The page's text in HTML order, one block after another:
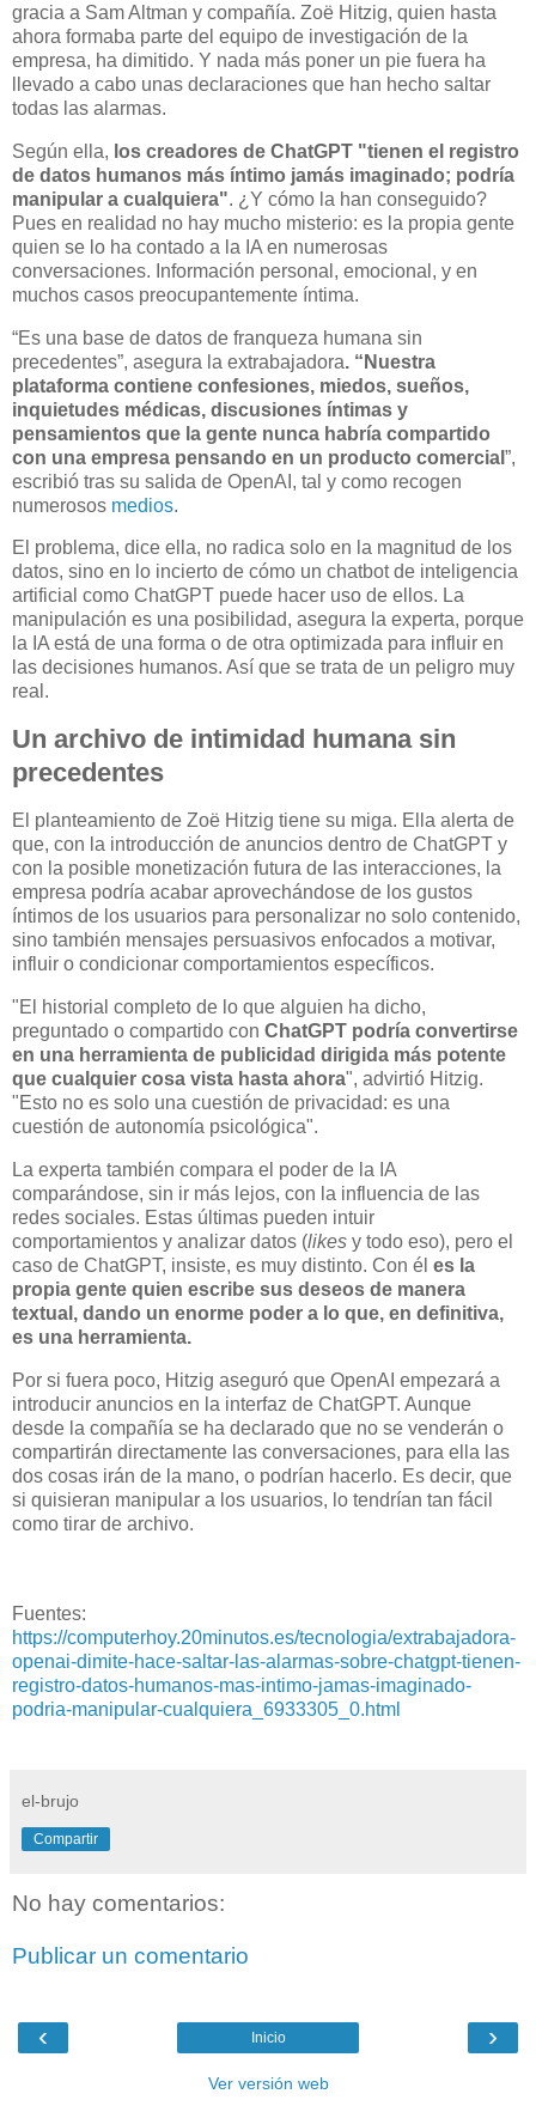
gracia a Sam Altman y compañía. Zoë Hitzig, quien hasta
ahora formaba parte del equipo de investigación de la
empresa, ha dimitido. Y nada más poner un pie fuera ha
llevado a cabo unas declaraciones que han hecho saltar
todas las alarmas.
Según ella, los creadores de ChatGPT "tienen el registro
de datos humanos más íntimo jamás imaginado; podría
manipular a cualquiera". ¿Y cómo la han conseguido?
Pues en realidad no hay mucho misterio: es la propia gente
quien se lo ha contado a la IA en numerosas
conversaciones. Información personal, emocional, y en
muchos casos preocupantemente íntima.
“Es una base de datos de franqueza humana sin
precedentes”, asegura la extrabajadora. “Nuestra
plataforma contiene confesiones, miedos, sueños,
inquietudes médicas, discusiones íntimas y
pensamientos que la gente nunca habría compartido
con una empresa pensando en un producto comercial ”,
escribió tras su salida de OpenAI, tal y como recogen
numerosos medios.
El problema, dice ella, no radica solo en la magnitud de los
datos, sino en lo incierto de cómo un chatbot de inteligencia
artificial como ChatGPT puede hacer uso de ellos. La
manipulación es una posibilidad, asegura la experta, porque
la IA está de una forma o de otra optimizada para influir en
las decisiones humanos. Así que se trata de un peligro muy
real.
Un archivo de intimidad humana sin
precedentes
El planteamiento de Zoë Hitzig tiene su miga. Ella alerta de
que, con la introducción de anuncios dentro de ChatGPT y
con la posible monetización futura de las interacciones, la
empresa podría acabar aprovechándose de los gustos
íntimos de los usuarios para personalizar no solo contenido,
sino también mensajes persuasivos enfocados a motivar,
influir o condicionar comportamientos específicos.
"El historial completo de lo que alguien ha dicho,
preguntado o compartido con ChatGPT podría convertirse
en una herramienta de publicidad dirigida más potente
que cualquier cosa vista hasta ahora", advirtió Hitzig.
"Esto no es solo una cuestión de privacidad: es una
cuestión de autonomía psicológica".
La experta también compara el poder de la IA
comparándose, sin ir más lejos, con la influencia de las
redes sociales. Estas últimas pueden intuir
comportamientos y analizar datos (likes y todo eso), pero el
caso de ChatGPT, insiste, es muy distinto. Con él es la
propia gente quien escribe sus deseos de manera
textual, dando un enorme poder a lo que, en definitiva,
es una herramienta.
Por si fuera poco, Hitzig aseguró que OpenAI empezará a
introducir anuncios en la interfaz de ChatGPT. Aunque
desde la compañía se ha declarado que no se venderán o
compartirán directamente las conversaciones, para ella las
dos cosas irán de la mano, o podrían hacerlo. Es decir, que
si quisieran manipular a los usuarios, lo tendrían tan fácil
como tirar de archivo.
Fuentes:
https://computerhoy.20minutos.es/tecnologia/extrabajadora-
openai-dimite-hace-saltar-las-alarmas-sobre-chatgpt-tienen-
registro-datos-humanos-mas-intimo-jamas-imaginado-
podria-manipular-cualquiera_6933305_0.html
el-brujo
Compartir
No hay comentarios:
Publicar un comentario
‹ ›
Inicio
Ver versión web